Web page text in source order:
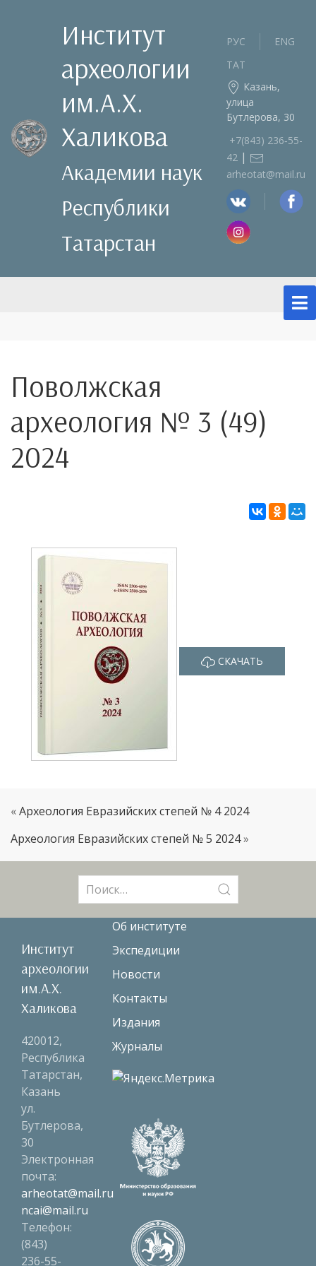
Институт
археологии
им.А.Х.
Халикова
Академии наук
Республики
Татарстан
РУС
ENG
ТАТ
Казань,
улица
Бутлерова, 30
+7(843) 236‑55-
42 |
arheotat@mail.ru
Поволжская
археология № 3 (49)
2024
СКАЧАТЬ
«Археология Евразийских степей № 4 2024
Археология Евразийских степей № 5 2024»
Институт
археологии
им.А.Х.
Халикова
420012,
Республика
Татарстан,
Казань
ул.
Бутлерова,
30
Электронная
почта:
arheotat@mail.ru
ncai@mail.ru
Телефон:
(843)
236-55-
Об институте
Экспедиции
Новости
Контакты
Издания
Журналы